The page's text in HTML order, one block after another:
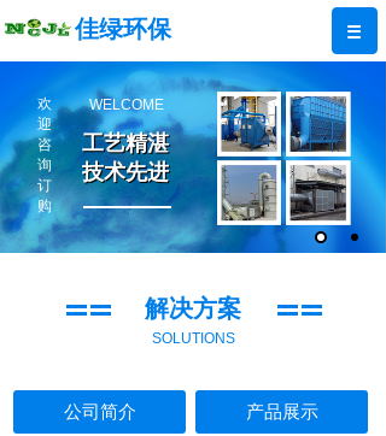
佳绿环保
欢
迎
咨
询
订
购
WELCOME
工艺精湛
技术先进
工艺精湛
技术先进
解决方案
SOLUTIONS
公司简介 产品展示